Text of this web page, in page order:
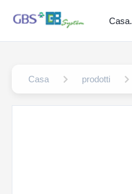
Casa.
Casa prodotti